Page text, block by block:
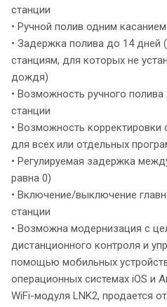
станции
• Ручной полив одним касанием
• Задержка полива до 14 дней
станциям, для которых не
дождя)
• Возможность ручного
станции
• Возможность
для всех или отдельных
• Регулируемая задержка
равна 0)
• Включение/выключение
станции
• Возможна модернизация с
дистанционного контроля и
помощью мобильных
операционных системах iOS и
WiFi-модуля LNK2, продается